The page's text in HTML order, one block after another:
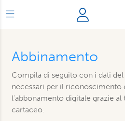
Abbinamento
Compila di seguito con i dati
necessari per il riconoscimento
l'abbonamento digitale grazie
cartaceo.